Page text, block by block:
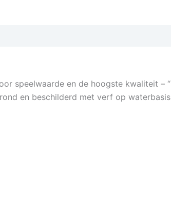
speelwaarde en de hoogste kwaliteit –
en beschilderd met verf op